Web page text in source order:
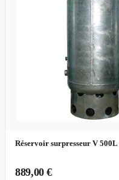
Réservoir surpresseur V
889,00 €